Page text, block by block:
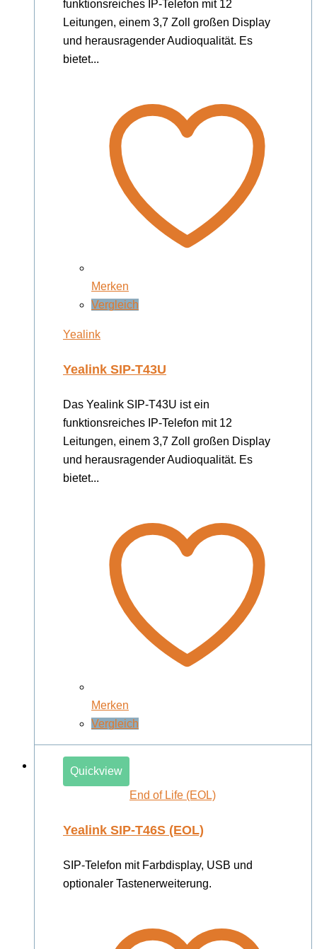
funktionsreiches IP-Telefon mit 12
Leitungen, einem 3,7 Zoll großen Display
und herausragender Audioqualität. Es
bietet...
Merken
Vergleich
Yealink
Yealink SIP-T43U
Das Yealink SIP-T43U ist ein
funktionsreiches IP-Telefon mit 12
Leitungen, einem 3,7 Zoll großen Display
und herausragender Audioqualität. Es
bietet...
Merken
Vergleich
Quickview
End of Life (EOL)
Yealink SIP-T46S (EOL)
SIP-Telefon mit Farbdisplay, USB und
optionaler Tastenerweiterung.